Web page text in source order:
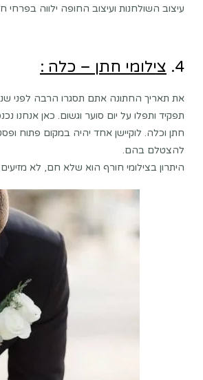
עיצוב השולחנות ועיצוב החופה ילווה
4. צילומי חתן – כלה :
את תאריך החתונה אתם תסגרו הרבה לפני
תפקיד ותפלו על יום סוער וגשום. כאן
חתן וכלה. לוקיישן אחד יהיה במקום פתוח
להצטלם בהם.
היתרון בצילומי חורף הוא שלא חם, לא מזיעים